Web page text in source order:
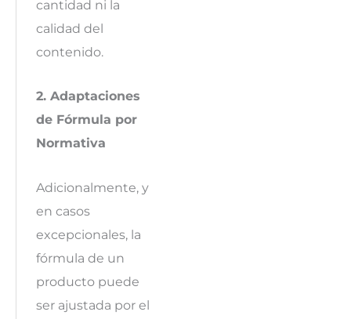
cantidad ni la
calidad del
contenido.
2. Adaptaciones
de Fórmula por
Normativa
Adicionalmente, y
en casos
excepcionales, la
fórmula de un
producto puede
ser ajustada por el